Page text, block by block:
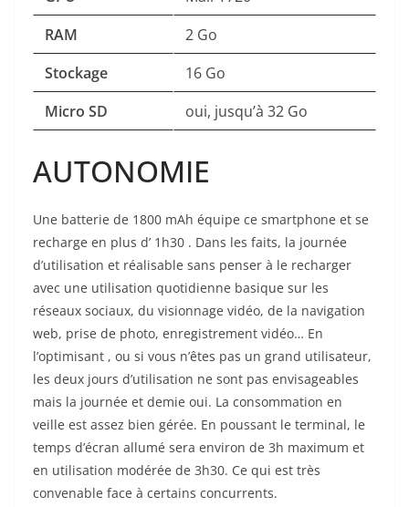
RAM
2 Go
Stockage
16 Go
Micro SD
oui, jusqu’à 32 Go
AUTONOMIE
Une batterie de 1800 mAh équipe ce smartphone et se
recharge en plus d’ 1h30 . Dans les faits, la journée
d’utilisation et réalisable sans penser à le recharger
avec une utilisation quotidienne basique sur les
réseaux sociaux, du visionnage vidéo, de la navigation
web, prise de photo, enregistrement vidéo… En
l’optimisant , ou si vous n’êtes pas un grand utilisateur,
les deux jours d’utilisation ne sont pas envisageables
mais la journée et demie oui. La consommation en
veille est assez bien gérée. En poussant le terminal, le
temps d’écran allumé sera environ de 3h maximum et
en utilisation modérée de 3h30. Ce qui est très
convenable face à certains concurrents.